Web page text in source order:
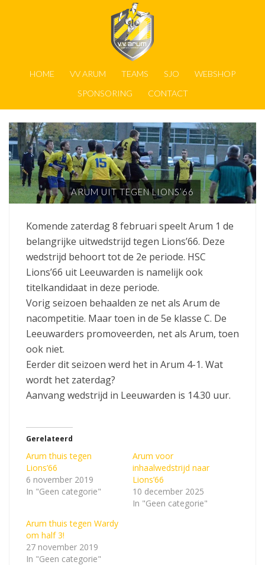
HOME VV ARUM TEAMS SJO
WEBSHOP
SPONSORING
CONTACT
ARUM UIT TEGEN LIONS’66
Komende zaterdag 8 februari speelt Arum 1 de
belangrijke uitwedstrijd tegen Lions’66. Deze
wedstrijd behoort tot de 2e periode. HSC
Lions’66 uit Leeuwarden is namelijk ook
titelkandidaat in deze periode.
Vorig seizoen behaalden ze net als Arum de
nacompetitie. Maar toen in de 5e klasse C. De
Leeuwarders promoveerden, net als Arum, toen
ook niet.
Eerder dit seizoen werd het in Arum 4-1. Wat
wordt het zaterdag?
Aanvang wedstrijd in Leeuwarden is 14.30 uur.
Gerelateerd
Arum thuis tegen
Lions’66
6 november 2019
In "Geen categorie"
Arum voor
inhaalwedstrijd naar
Lions’66
10 december 2025
In "Geen categorie"
Arum thuis tegen Wardy
om half 3!
27 november 2019
In "Geen categorie"